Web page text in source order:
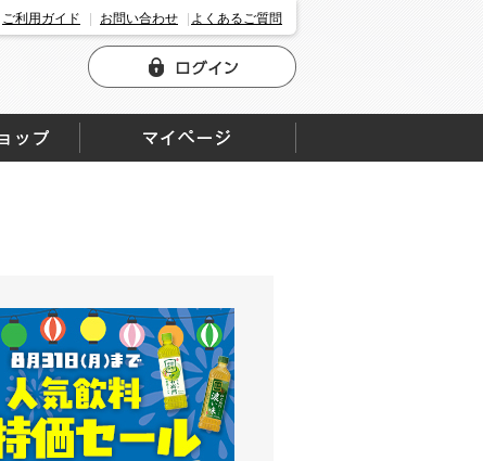
ご利用ガイド お問い合わせ よくあるご質問